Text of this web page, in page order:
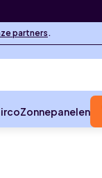
partners.
Zonnepanelen